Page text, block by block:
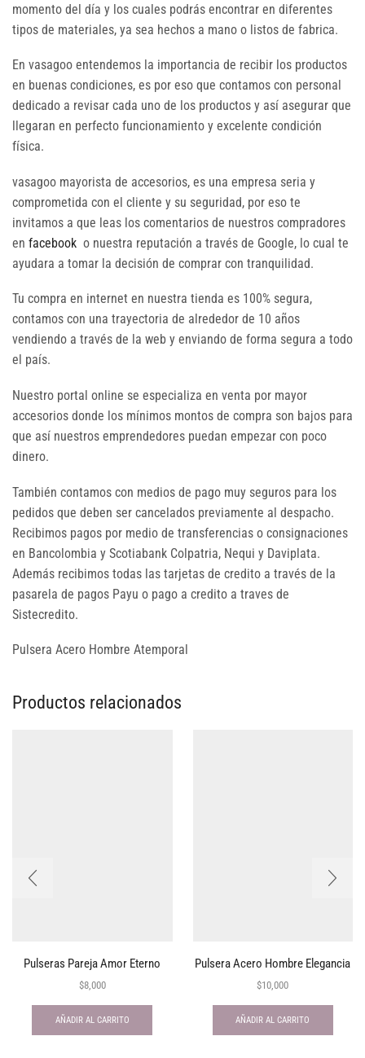
momento del día y los cuales podrás encontrar en diferentes
tipos de materiales, ya sea hechos a mano o listos de fabrica.
En vasagoo entendemos la importancia de recibir los productos
en buenas condiciones, es por eso que contamos con personal
dedicado a revisar cada uno de los productos y así asegurar que
llegaran en perfecto funcionamiento y excelente condición
física.
vasagoo mayorista de accesorios, es una empresa seria y
comprometida con el cliente y su seguridad, por eso te
invitamos a que leas los comentarios de nuestros compradores
en facebook o nuestra reputación a través de Google, lo cual te
ayudara a tomar la decisión de comprar con tranquilidad.
Tu compra en internet en nuestra tienda es 100% segura,
contamos con una trayectoria de alrededor de 10 años
vendiendo a través de la web y enviando de forma segura a todo
el país.
Nuestro portal online se especializa en venta por mayor
accesorios donde los mínimos montos de compra son bajos para
que así nuestros emprendedores puedan empezar con poco
dinero.
También contamos con medios de pago muy seguros para los
pedidos que deben ser cancelados previamente al despacho.
Recibimos pagos por medio de transferencias o consignaciones
en Bancolombia y Scotiabank Colpatria, Nequi y Daviplata.
Además recibimos todas las tarjetas de credito a través de la
pasarela de pagos Payu o pago a credito a traves de
Sistecredito.
Pulsera Acero Hombre Atemporal
Productos relacionados
Pulseras Pareja Amor Eterno
$8,000
AÑADIR AL CARRITO
Pulsera Acero Hombre Elegancia
$10,000
AÑADIR AL CARRITO